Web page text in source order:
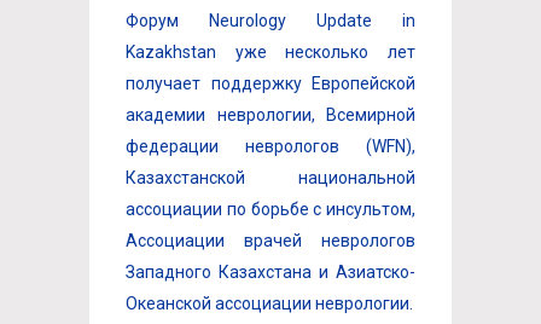
Форум Neurology Update in
Kazakhstan уже несколько лет
получает поддержку Европейской
академии неврологии, Всемирной
федерации неврологов (WFN),
Казахстанской национальной
ассоциации по борьбе с инсультом,
Ассоциации врачей неврологов
Западного Казахстана и Азиатско-
Океанской ассоциации неврологии.